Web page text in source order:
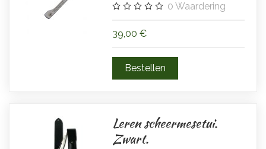
0 Waardering
39,00 €
Leren scheermesetui.
Zwart.